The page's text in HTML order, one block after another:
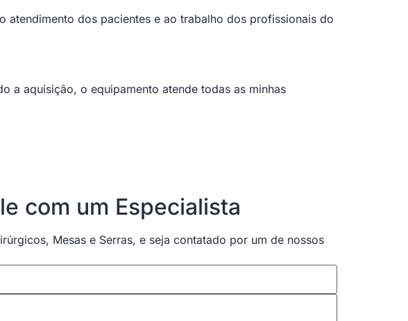
atendimento dos pacientes e ao trabalho dos profissionais do
a aquisição, o equipamento atende todas as minhas
com um Especialista
Mesas e Serras, e seja contatado por um de nossos